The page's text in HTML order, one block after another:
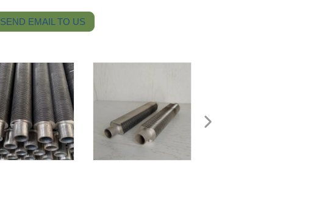
SEND EMAIL TO US